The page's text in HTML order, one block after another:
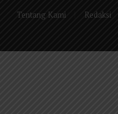
Tentang Kami
Redaksi